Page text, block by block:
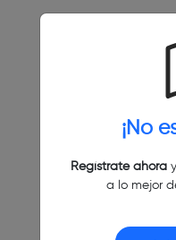
¡No
Regístrate ahoray
a lo mejor